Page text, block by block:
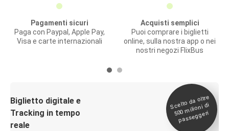
Pagamenti sicuri
Paga con Paypal, Apple Pay,
Visa e carte internazionali
Acquisti semplici
Puoi comprare i biglietti
online, sulla nostra app o nei
nostri negozi FlixBus
Biglietto digitale e
Tracking in tempo
reale
Scelto da oltre
500
milioni di
passeggeri